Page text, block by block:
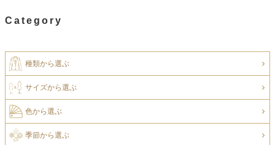
Category
種類から選ぶ
サイズから選ぶ
色から選ぶ
季節から選ぶ